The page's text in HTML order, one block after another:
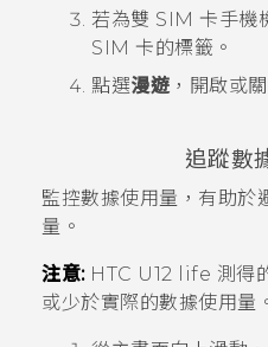
若為雙 SIM 卡手機
SIM 卡的標籤。
點選漫遊 ，開啟或
追蹤數
監控數據使用量，有助於
量。
注意: HTC U12 life 測得
或少於實際的數據使用量